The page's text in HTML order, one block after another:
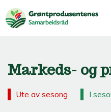
Markeds- og
Ute av sesong I